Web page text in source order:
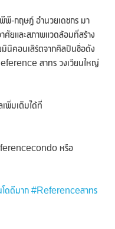
พี-กฤษฏ์ อำนวยเดชกร มา
ศัยและสภาพแวดล้อมที่สร้าง
มินิคอนเสิร์ตจากศิลปินชื่อดัง
สาทร วงเวียนใหญ่
พิ่มเติมได้ที่
หรือ
ดดีมาก #Referenceสาทร